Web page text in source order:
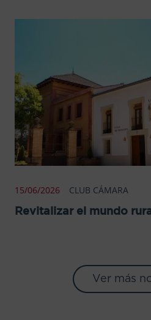
15/06/2026 CLUB CÁMARA
Revitalizar el mundo
Ver más